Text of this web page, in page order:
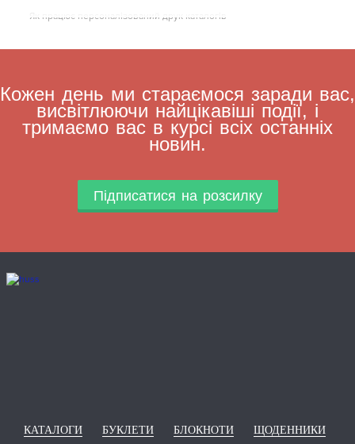
Як працює персоналізований друк каталогів
Кожен день ми стараємося заради вас,
висвітлюючи найцікавіші події, і
тримаємо вас в курсі всіх останніх
новин.
Підписатися на розсилку
КАТАЛОГИ БУКЛЕТИ БЛОКНОТИ ЩОДЕННИКИ